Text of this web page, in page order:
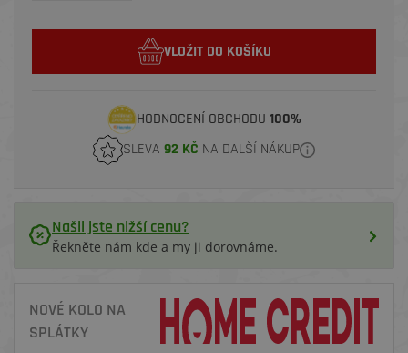
VLOŽIT DO KOŠÍKU
HODNOCENÍ OBCHODU 100%
SLEVA 92 KČ NA DALŠÍ NÁKUP
Našli jste nižší cenu?
Řekněte nám kde a my ji dorovnáme.
NOVÉ KOLO NA
SPLÁTKY